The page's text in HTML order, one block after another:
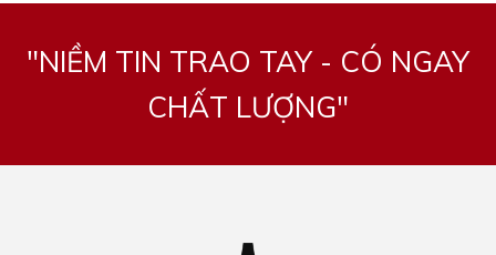
"NIỀM TIN TRAO TAY - CÓ NGAY
CHẤT LƯỢNG"